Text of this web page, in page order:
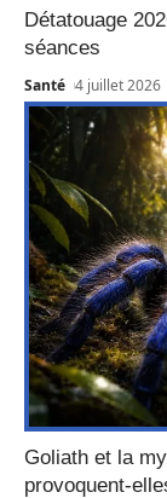
Détatouage
séances
Santé 4 juillet 2026
Goliath et la
provoquent-